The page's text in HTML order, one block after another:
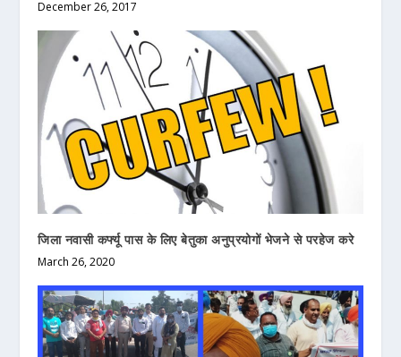
December 26, 2017
जिला नवासी कर्फ्यू पास के लिए बेतुका अनुप्रयोगों भेजने से परहेज करे
March 26, 2020